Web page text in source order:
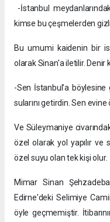
-İstanbul
kimse bu çeşmelerden
Bu umumi kaidenin bir
olarak Sinan'a iletilir. Denir
-Sen İstanbul'a böylesine
sularını getirdin. Sen
Ve Süleymaniye
özel olarak yol yapılır ve
özel suyu olan tek kişi olur.
Mimar Sinan
Edirne'deki Selimiye
öyle geçmemiştir.